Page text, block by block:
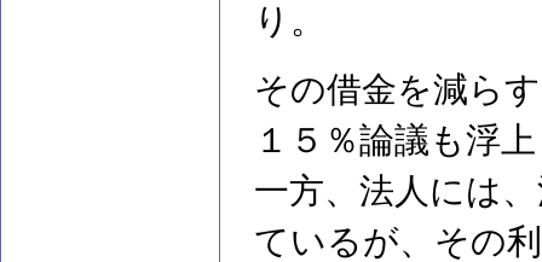
り。
その借金を減ら
１５％論議も浮
一方、法人には
ているが、その